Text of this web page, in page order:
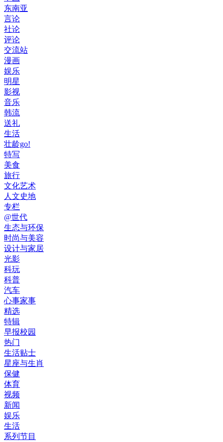
东南亚
言论
社论
评论
交流站
漫画
娱乐
明星
影视
音乐
韩流
送礼
生活
壮龄go!
特写
美食
旅行
文化艺术
人文史地
专栏
@世代
生态与环保
时尚与美容
设计与家居
光影
科玩
科普
汽车
心事家事
精选
特辑
早报校园
热门
生活贴士
星座与生肖
保健
体育
视频
新闻
娱乐
生活
系列节目